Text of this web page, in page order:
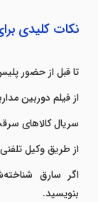
نکات کلیدی
تا قبل از حضور
از فیلم دوربین
سریال کالاهای
از طریق وکیل
اگر سارق
بنویسید.